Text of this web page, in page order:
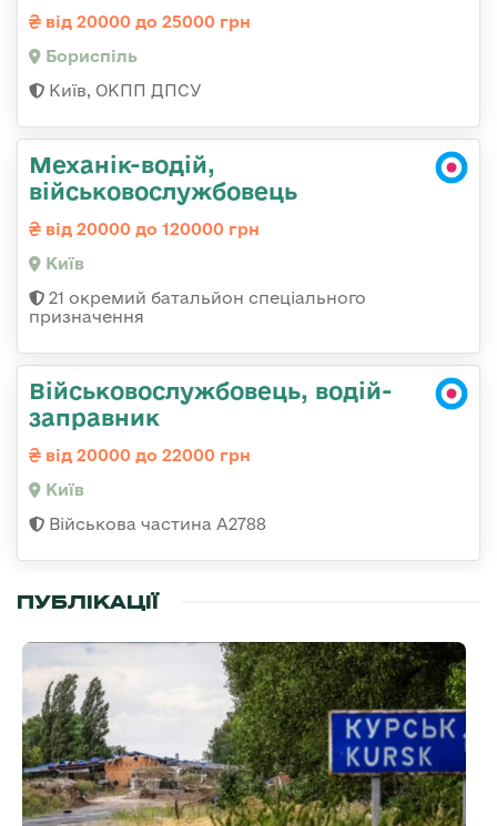
від 20000 до 25000 грн
Бориспіль
Київ, ОКПП ДПСУ
Механік-водій,
військовослужбовець
від 20000 до 120000 грн
Київ
21 окремий батальйон спеціального
призначення
Військовослужбовець, водій-
заправник
від 20000 до 22000 грн
Київ
Військова частина А2788
ПУБЛІКАЦІЇ